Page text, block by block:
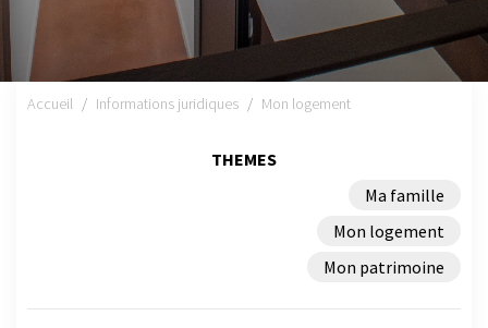
Accueil Informations juridiques Mon logement
THEMES
Ma famille
Mon logement
Mon patrimoine